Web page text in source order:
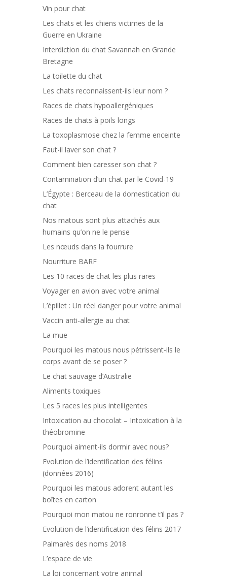
Vin pour chat
Les chats et les chiens victimes de la
Guerre en Ukraine
Interdiction du chat Savannah en Grande
Bretagne
La toilette du chat
Les chats reconnaissent-ils leur nom ?
Races de chats hypoallergéniques
Races de chats à poils longs
La toxoplasmose chez la femme enceinte
Faut-il laver son chat ?
Comment bien caresser son chat ?
Contamination d’un chat par le Covid-19
L’Égypte : Berceau de la domestication du
chat
Nos matous sont plus attachés aux
humains qu’on ne le pense
Les nœuds dans la fourrure
Nourriture BARF
Les 10 races de chat les plus rares
Voyager en avion avec votre animal
L’épillet : Un réel danger pour votre animal
Vaccin anti-allergie au chat
La mue
Pourquoi les matous nous pétrissent-ils le
corps avant de se poser ?
Le chat sauvage d’Australie
Aliments toxiques
Les 5 races les plus intelligentes
Intoxication au chocolat – Intoxication à la
théobromine
Pourquoi aiment-ils dormir avec nous?
Evolution de l’identification des félins
(données 2016)
Pourquoi les matous adorent autant les
boîtes en carton
Pourquoi mon matou ne ronronne t’il pas ?
Evolution de l’identification des félins 2017
Palmarès des noms 2018
L’espace de vie
La loi concernant votre animal